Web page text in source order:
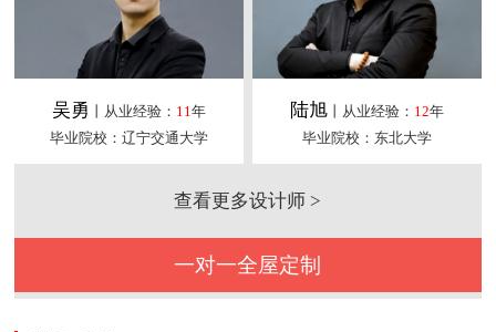
吴勇 丨从业经验： 11年
毕业院校：辽宁交通大学
陆旭丨从业经验： 12年
毕业院校：东北大学
查看更多设计师 >
一对一全屋定制